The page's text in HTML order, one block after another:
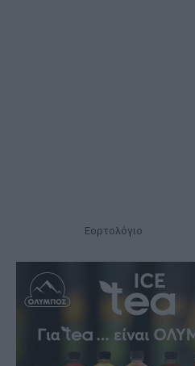
Εορτολόγιο